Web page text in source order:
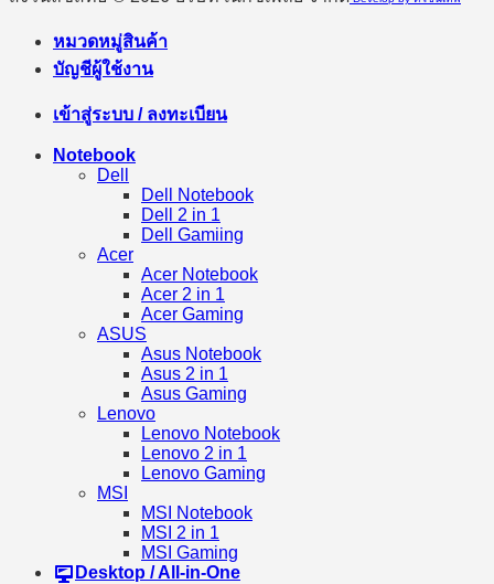
หมวดหมู่สินค้า
บัญชีผู้ใช้งาน
เข้าสู่ระบบ / ลงทะเบียน
Notebook
Dell
Dell Notebook
Dell 2 in 1
Dell Gamiing
Acer
Acer Notebook
Acer 2 in 1
Acer Gaming
ASUS
Asus Notebook
Asus 2 in 1
Asus Gaming
Lenovo
Lenovo Notebook
Lenovo 2 in 1
Lenovo Gaming
MSI
MSI Notebook
MSI 2 in 1
MSI Gaming
Desktop / All-in-One